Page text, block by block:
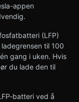
appen
(LFP)
til 100
gang i uken. Hvis
du lade den til
batteri ved å